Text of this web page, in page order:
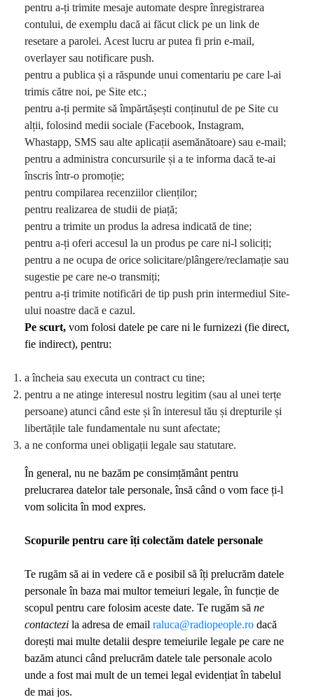
pentru a-ți trimite mesaje automate despre înregistrarea
contului, de exemplu dacă ai făcut click pe un link de
resetare a parolei. Acest lucru ar putea fi prin e-mail,
overlayer sau notificare push.
pentru a publica și a răspunde unui comentariu pe care l-ai
trimis către noi, pe Site etc.;
pentru a-ți permite să împărtășești conținutul de pe Site cu
alții, folosind medii sociale (Facebook, Instagram,
Whastapp, SMS sau alte aplicații asemănătoare) sau e-mail;
pentru a administra concursurile și a te informa dacă te-ai
înscris într-o promoție;
pentru compilarea recenziilor clienților;
pentru realizarea de studii de piață;
pentru a trimite un produs la adresa indicată de tine;
pentru a-ți oferi accesul la un produs pe care ni-l soliciți;
pentru a ne ocupa de orice solicitare/plângere/reclamație sau
sugestie pe care ne-o transmiți;
pentru a-ți trimite notificări de tip push prin intermediul Site-
ului noastre dacă e cazul.
Pe scurt, vom folosi datele pe care ni le furnizezi (fie direct,
fie indirect), pentru:
a încheia sau executa un contract cu tine;
pentru a ne atinge interesul nostru legitim (sau al unei terțe
persoane) atunci când este și în interesul tău și drepturile și
libertățile tale fundamentale nu sunt afectate;
a ne conforma unei obligații legale sau statutare.
În general, nu ne bazăm pe consimțământ pentru
prelucrarea datelor tale personale, însă când o vom face ți-l
vom solicita în mod expres.
Scopurile pentru care îți colectăm datele personale
Te rugăm să ai in vedere că e posibil să îți prelucrăm datele
personale în baza mai multor temeiuri legale, în funcție de
scopul pentru care folosim aceste date. Te rugăm să ne
contactezi la adresa de email raluca@radiopeople.ro dacă
dorești mai multe detalii despre temeiurile legale pe care ne
bazăm atunci când prelucrăm datele tale personale acolo
unde a fost mai mult de un temei legal evidențiat în tabelul
de mai jos.